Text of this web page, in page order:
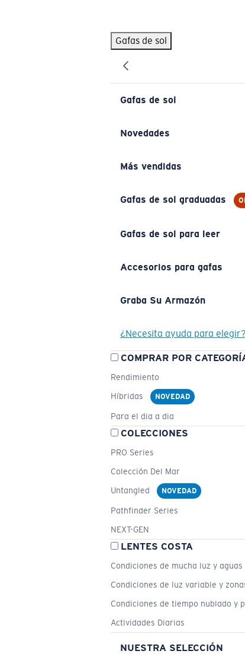
Gafas de sol
Gafas de sol
Novedades
Más vendidas
Gafas de sol graduadas
Gafas de sol para leer
Accesorios para gafas
Graba Su Armazón
¿Necesita ayuda para elegir?
COMPRAR POR
Rendimiento
Híbridas
NOVEDAD
Para el dia a dia
COLECCIONES
PRO Series
Colección Del Mar
Untangled
NOVEDAD
Pathfinder Series
NEXT-GEN
LENTES COSTA
Condiciones de mucha luz y
Condiciones de luz variable y
Condiciones de tiempo nublado y
Actividades Diarias
NUESTRA SELECCIÓN
BÚSQUEDAS POPULARES
Pilothouse PRO Limited Edition Pack
Gafas de sol personalizadas
Los más vendidos de gafas de sol